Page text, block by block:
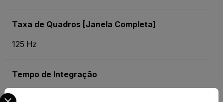
Taxa de Quadros [Janela Completa]
125 Hz
Tempo de Integração
500 ns para Quadro Completo
Select your preferred country and language from the